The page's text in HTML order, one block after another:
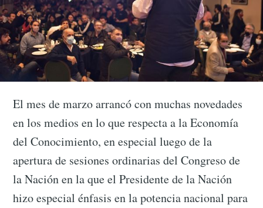
El mes de marzo arrancó con muchas novedades
en los medios en lo que respecta a la Economía
del Conocimiento, en especial luego de la
apertura de sesiones ordinarias del Congreso de
la Nación en la que el Presidente de la Nación
hizo especial énfasis en la potencia nacional para